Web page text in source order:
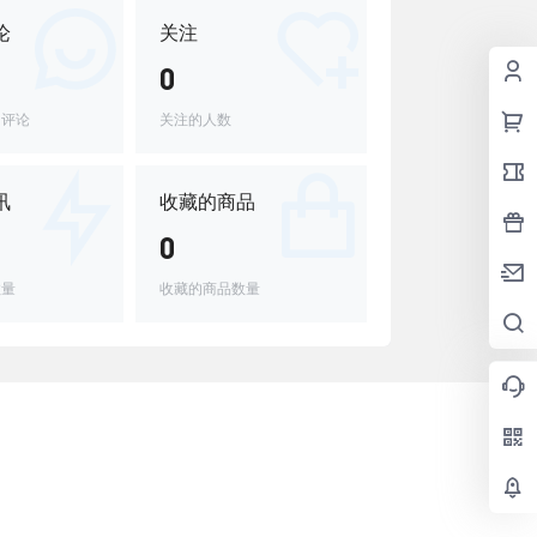
论
关注
0
关注的人数
收藏的商品
0
收藏的商品数量